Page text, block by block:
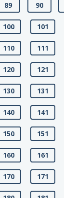
89 90
100 101
110 111
120 121
130 131
140 141
150 151
160 161
170 171